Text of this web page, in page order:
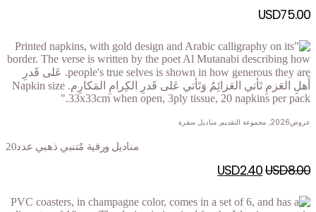
USD75.00
عروض2026 , مجموعة التقديم,مناديل سفرة
مناديل ورقية مٌتنبي ذهبي عدد20
USD8.00
USD2.40